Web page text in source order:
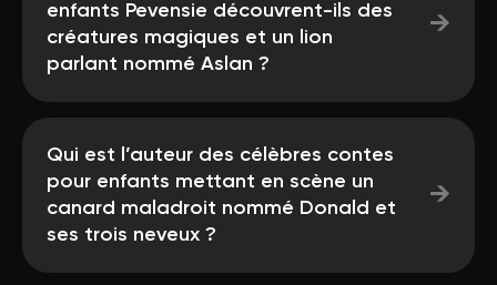
enfants Pevensie découvrent-ils des
créatures magiques et un lion
parlant nommé Aslan ?
→
Qui est l’auteur des célèbres contes
pour enfants mettant en scène un
canard maladroit nommé Donald et
ses trois neveux ?
→